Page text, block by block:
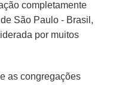
completamente
São Paulo - Brasil,
por muitos
as congregações